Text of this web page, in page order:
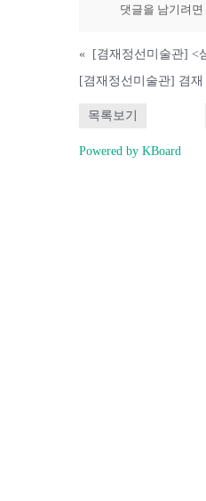
댓글을 남기려면
«
목록보기
Powered by KBoard